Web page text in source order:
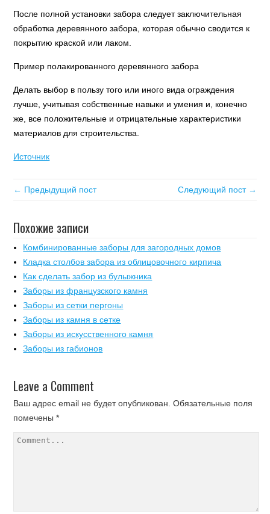
После полной установки забора следует заключительная
обработка деревянного забора, которая обычно сводится к
покрытию краской или лаком.
Пример полакированного деревянного забора
Делать выбор в пользу того или иного вида ограждения
лучше, учитывая собственные навыки и умения и, конечно
же, все положительные и отрицательные характеристики
материалов для строительства.
Источник
← Предыдущий пост Следующий пост →
Похожие записи
Комбинированные заборы для загородных домов
Кладка столбов забора из облицовочного кирпича
Как сделать забор из булыжника
Заборы из французского камня
Заборы из сетки пергоны
Заборы из камня в сетке
Заборы из искусственного камня
Заборы из габионов
Leave a Comment
Ваш адрес email не будет опубликован. Обязательные поля
помечены*